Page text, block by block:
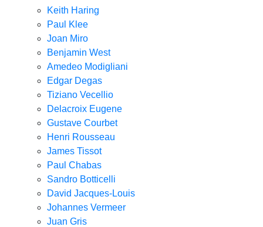
Keith Haring
Paul Klee
Joan Miro
Benjamin West
Amedeo Modigliani
Edgar Degas
Tiziano Vecellio
Delacroix Eugene
Gustave Courbet
Henri Rousseau
James Tissot
Paul Chabas
Sandro Botticelli
David Jacques-Louis
Johannes Vermeer
Juan Gris